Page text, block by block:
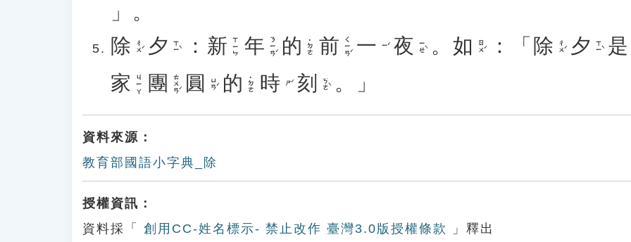
」。
除 ㄔㄨˊ 夕 ㄒㄧˋ ： 新 ㄒㄧㄣ 年 ㄋㄧㄢˊ 的 ˙ㄉㄜ 前 ㄑㄧㄢˊ 一 ㄧˊ 夜 ㄧㄝˋ 。 如 ㄖㄨˊ ：「 除 ㄔㄨˊ 夕 ㄒㄧˋ 是
家 ㄐㄧㄚ 團 ㄊㄨㄢˊ 圓 ㄩㄢˊ 的 ˙ㄉㄜ 時 ㄕˊ 刻 ㄎㄜˋ 。」
資料來源：
教育部國語小字典_除
授權資訊：
資料採「
創用CC-姓名標示- 禁止改作 臺灣3.0版授權條款 」釋出